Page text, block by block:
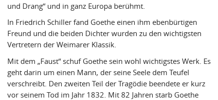
und Drang“ und in ganz Europa berühmt.
In Friedrich Schiller fand Goethe einen ihm ebenbürtigen
Freund und die beiden Dichter wurden zu den wichtigsten
Vertretern der Weimarer Klassik.
Mit dem „Faust“ schuf Goethe sein wohl wichtigstes Werk. Es
geht darin um einen Mann, der seine Seele dem Teufel
verschreibt. Den zweiten Teil der Tragödie beendete er kurz
vor seinem Tod im Jahr 1832. Mit 82 Jahren starb Goethe